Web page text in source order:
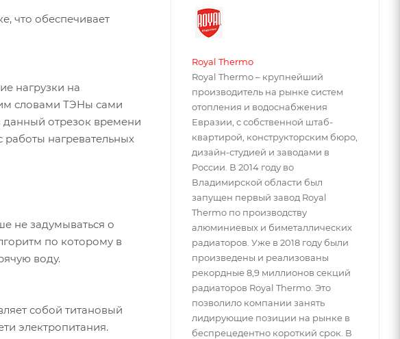
что обеспечивает
нагрузки на
словами ТЭНы сами
данный отрезок времени
работы нагревательных
не задумываться о
по которому в
воду.
собой титановый
электропитания.
Royal Thermo
Royal Thermo – крупнейший
производитель на рынке систем
отопления и водоснабжения
Евразии, с собственной штаб-
квартирой, конструкторским бюро,
дизайн-студией и заводами в
России. В 2014 году во
Владимирской области был
запущен первый завод Royal
Thermo по производству
алюминиевых и биметаллических
радиаторов. Уже в 2018 году были
произведены и реализованы
рекордные 8,9 миллионов секций
радиаторов Royal Thermo. Это
позволило компании занять
лидирующие позиции на рынке в
беспрецедентно короткий срок. В